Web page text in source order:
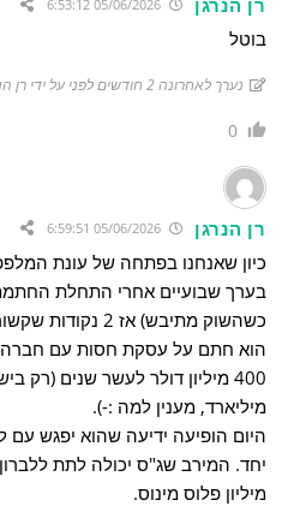
05/06/2026 6:53:12
בוטל
נערך לאחרונה 2 חודשים לפני על ידי רן הנרגן
0
רן הנרגן 05/06/2026 6:59:51
כיון שאנחנו בפתחה של עונת
בערך שבועיים אחרי התחלת
כשהשוק מתיבש) אז 2 נקודות שקשורות לקרי:
הוא חתם על עסקת חסות עם חברה
מיליארד, מענין למה :-).
היום הופיעה ידיעה שהוא יפגש
מיליון פלוס מינוס.